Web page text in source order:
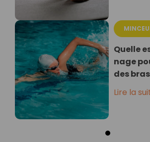
Quelle
nage
des
Lire la